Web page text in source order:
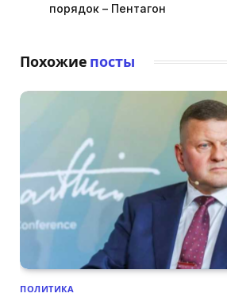
порядок – Пентагон
Похожие посты
ПОЛИТИКА